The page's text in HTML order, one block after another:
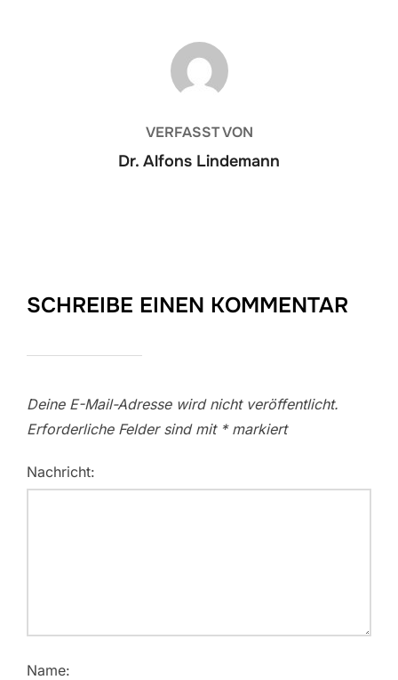
BEITRAGSAUTOR
VERFASST VON
Dr. Alfons Lindemann
SCHREIBE EINEN KOMMENTAR
Deine E-Mail-Adresse wird nicht veröffentlicht.
Erforderliche Felder sind mit *markiert
Nachricht:
Name: